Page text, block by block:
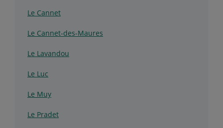
Le Cannet
Le Cannet-des-Maures
Le Lavandou
Le Luc
Le Muy
Le Pradet